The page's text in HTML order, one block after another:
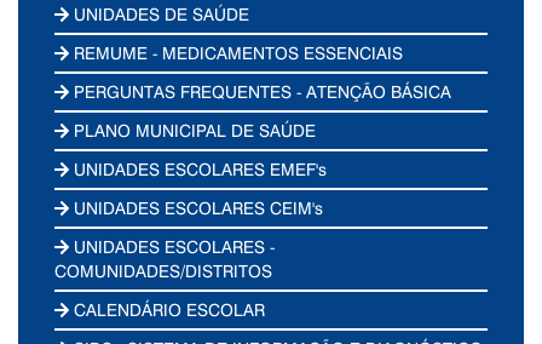
UNIDADES DE SAÚDE
REMUME - MEDICAMENTOS ESSENCIAIS
PERGUNTAS FREQUENTES - ATENÇÃO BÁSICA
PLANO MUNICIPAL DE SAÚDE
UNIDADES ESCOLARES EMEF's
UNIDADES ESCOLARES CEIM's
UNIDADES ESCOLARES -
COMUNIDADES/DISTRITOS
CALENDÁRIO ESCOLAR